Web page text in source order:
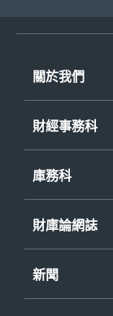
關於我們
財經事務科
庫務科
財庫論網誌
新聞